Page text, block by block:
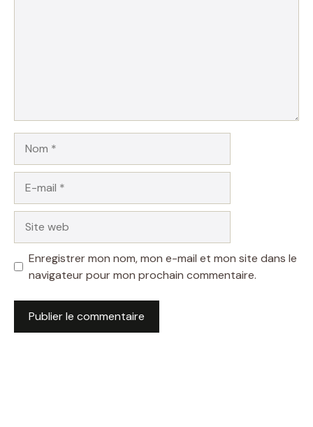
mail
web
Enregistrer mon nom, mon e-mail et mon site dans le
navigateur pour mon prochain commentaire.